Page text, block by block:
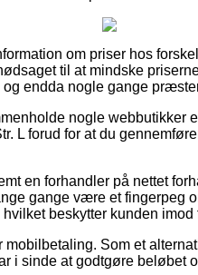
om priser hos
til at mindske
endda nogle gange
nogle webbutikker
L forud for at du
en forhandler på nettet
gange være et fingerpeg
beskytter kunden imod
Som et
i sinde at godtgøre beløbet